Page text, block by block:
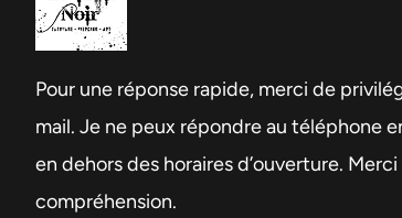
Pour une réponse rapide, merci de
mail. Je ne peux répondre au téléphone
en dehors des horaires d’ouverture.
compréhension.